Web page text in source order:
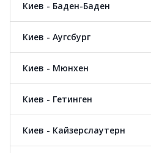
Киев - Баден-Баден
Киев - Аугсбург
Киев - Мюнхен
Киев - Гетинген
Киев - Кайзерслаутерн